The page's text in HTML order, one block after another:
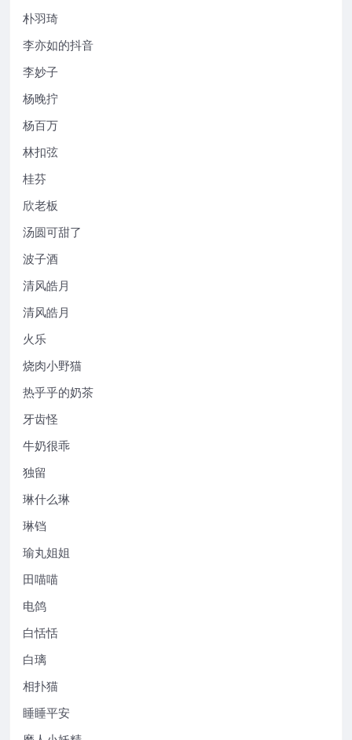
朴羽琦
李亦如的抖音
李妙子
杨晚拧
杨百万
林扣弦
桂芬
欣老板
汤圆可甜了
波子酒
清风皓月
清风皓月
火乐
烧肉小野猫
热乎乎的奶茶
牙齿怪
牛奶很乖
独留
琳什么琳
琳铛
瑜丸姐姐
田喵喵
电鸽
白恬恬
白璃
相扑猫
睡睡平安